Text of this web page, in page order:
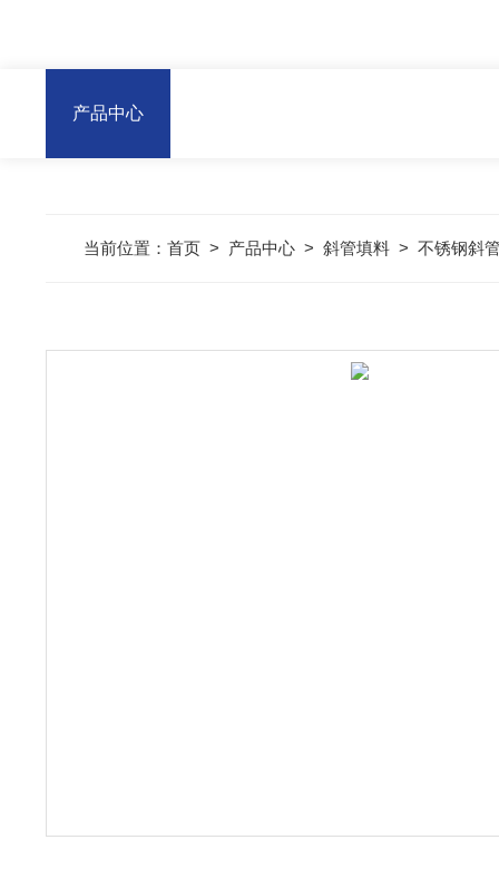
产品中心
当前位置： 首页> 产品中心> 斜管填料> 不锈钢斜